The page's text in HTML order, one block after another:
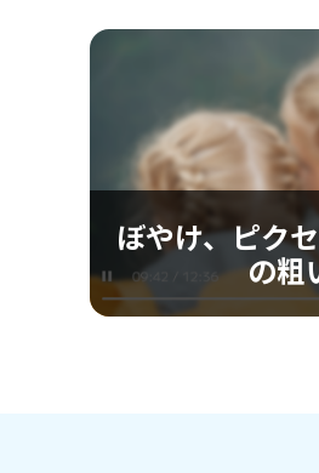
動画が固まる
特定のフレームで固
画を修復し、滑らか
し
ぼやけ、ピク
の粗